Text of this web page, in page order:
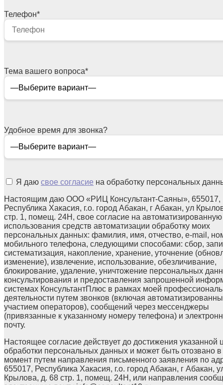
Телефон*
Тема вашего вопроса*
Удобное время для звонка?
Я даю свое согласие на обработку персональных
Настоящим даю ООО «РИЦ Консультант-Саяны», 655017,
Республика Хакасия, г.о. город Абакан, г Абакан, ул
стр. 1, помещ. 24Н, свое согласие на автоматизированную
использования средств автоматизации обработку моих
персональных данных: фамилия, имя, отчество, e-mail,
мобильного телефона, следующими способами: сбор,
систематизация, накопление, хранение, уточнение
изменение), извлечение, использование, обезличивание,
блокирование, удаление, уничтожение персональных
консультирования и предоставления запрошенной
системах КонсультантПлюс в рамках моей
деятельности путем звонков (включая
участием операторов), сообщений через мессенджеры
(привязанные к указанному номеру телефона) и
почту.
Настоящее согласие действует до достижения указанной
обработки персональных данных и может быть отозвано
момент путем направления письменного заявления по
655017, Республика Хакасия, г.о. город Абакан, г Абакан,
Крылова, д. 68 стр. 1, помещ. 24Н, или направления